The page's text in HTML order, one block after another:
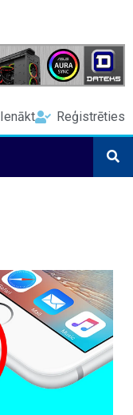
Ienākt Reģistrēties